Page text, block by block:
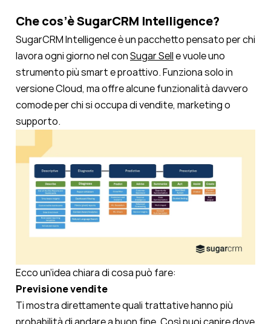
Che cos’è SugarCRM Intelligence?
SugarCRM Intelligence è un pacchetto pensato per chi
lavora ogni giorno nel conSugar Selle vuole uno
strumento più smart e proattivo. Funziona solo in
versione Cloud, ma offre alcune funzionalità davvero
comode per chi si occupa di vendite, marketing o
supporto.
Ecco un’idea chiara di cosa può fare:
Previsione vendite
Ti mostra direttamente quali trattative hanno più
probabilità di andare a buon fine. Così puoi capire dove